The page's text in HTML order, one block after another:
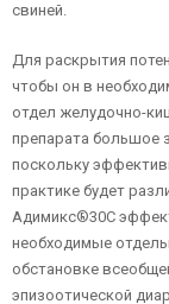
свиней.
Для раскрытия
чтобы он в
отдел желудочно-
препарата большое
поскольку
практике будет
Адимикс®30C
необходимые
обстановке
эпизоотической